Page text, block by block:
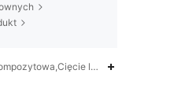
laserowe